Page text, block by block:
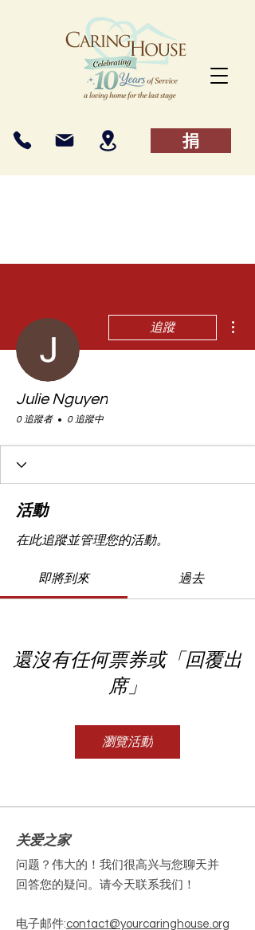
捐
追蹤
Julie Nguyen
0 追蹤者 0 追蹤中
活動
在此追蹤並管理您的活動。
即將到來 過去
還沒有任何票券或「回覆出
席」
瀏覽活動
关爱之家
问题？伟大的！我们很高兴与您聊天并
回答您的疑问。请今天联系我们！
电子邮件:contact@yourcaringhouse.org